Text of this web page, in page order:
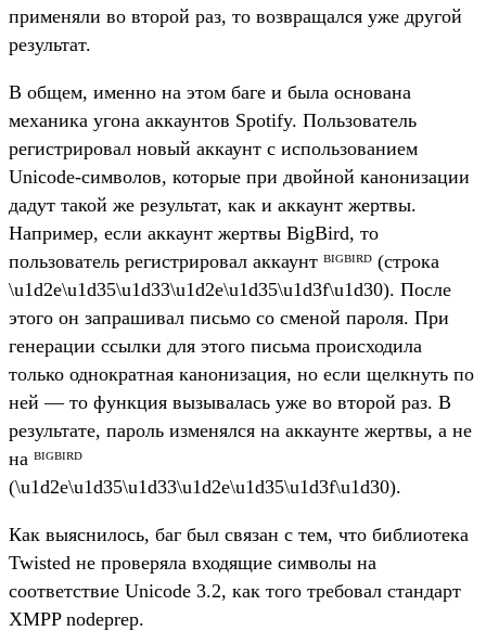
применяли во второй раз, то возвращался уже другой
результат.
В общем, именно на этом баге и была основана
механика угона аккаунтов Spotify. Пользователь
регистрировал новый аккаунт c использованием
Unicode-символов, которые при двойной канонизации
дадут такой же результат, как и аккаунт жертвы.
Например, если аккаунт жертвы BigBird, то
пользователь регистрировал аккаунт ᴮᴵᴳᴮᴵᴿᴰ (строка
\u1d2e\u1d35\u1d33\u1d2e\u1d35\u1d3f\u1d30). После
этого он запрашивал письмо со сменой пароля. При
генерации ссылки для этого письма происходила
только однократная канонизация, но если щелкнуть по
ней — то функция вызывалась уже во второй раз. В
результате, пароль изменялся на аккаунте жертвы, а не
на ᴮᴵᴳᴮᴵᴿᴰ
(\u1d2e\u1d35\u1d33\u1d2e\u1d35\u1d3f\u1d30).
Как выяснилось, баг был связан с тем, что библиотека
Twisted не проверяла входящие символы на
соответствие Unicode 3.2, как того требовал стандарт
XMPP nodeprep.